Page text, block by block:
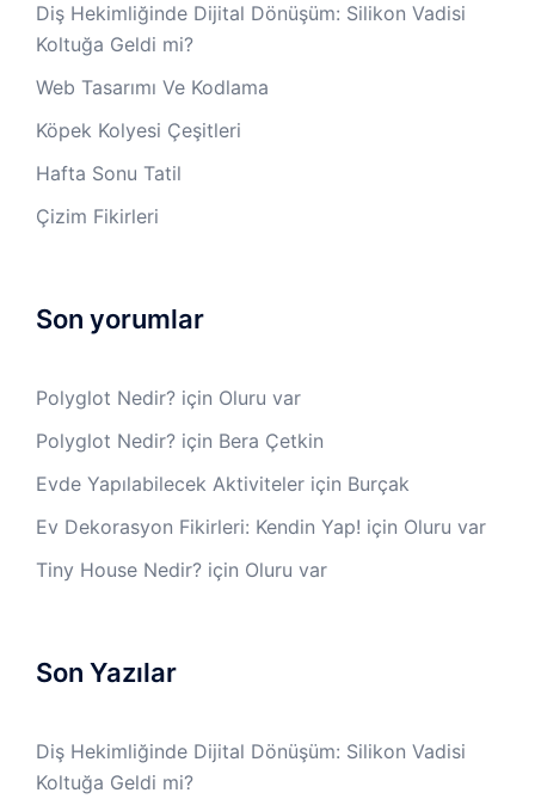
Diş Hekimliğinde Dijital Dönüşüm: Silikon Vadisi
Koltuğa Geldi mi?
Web Tasarımı Ve Kodlama
Köpek Kolyesi Çeşitleri
Hafta Sonu Tatil
Çizim Fikirleri
Son yorumlar
Polyglot Nedir? için Oluru var
Polyglot Nedir? için Bera Çetkin
Evde Yapılabilecek Aktiviteler için Burçak
Ev Dekorasyon Fikirleri: Kendin Yap! için Oluru var
Tiny House Nedir? için Oluru var
Son Yazılar
Diş Hekimliğinde Dijital Dönüşüm: Silikon Vadisi
Koltuğa Geldi mi?